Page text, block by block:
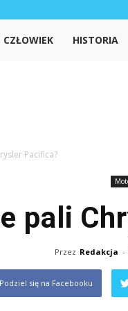
Wiedzanet.pl
CZŁOWIEK HISTORIA
Pacifica?
pali
Przez Redakcja -
Podziel się na Facebooku